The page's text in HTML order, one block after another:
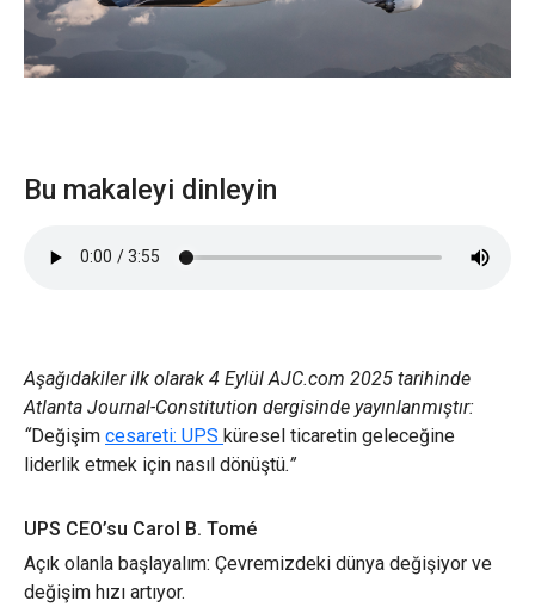
Bu makaleyi dinleyin
Aşağıdakiler ilk olarak 4 Eylül AJC.com 2025 tarihinde
Atlanta Journal-Constitution dergisinde yayınlanmıştır:
“Değişim cesareti: UPS küresel ticaretin geleceğine
liderlik etmek için nasıl dönüştü.”
UPS CEO’su Carol B. Tomé
Açık olanla başlayalım: Çevremizdeki dünya değişiyor ve
değişim hızı artıyor.